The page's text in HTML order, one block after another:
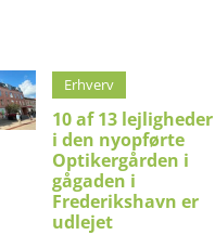
Erhverv
10 af 13 lejligheder
i den nyopførte
Optikergården i
gågaden i
Frederikshavn er
udlejet